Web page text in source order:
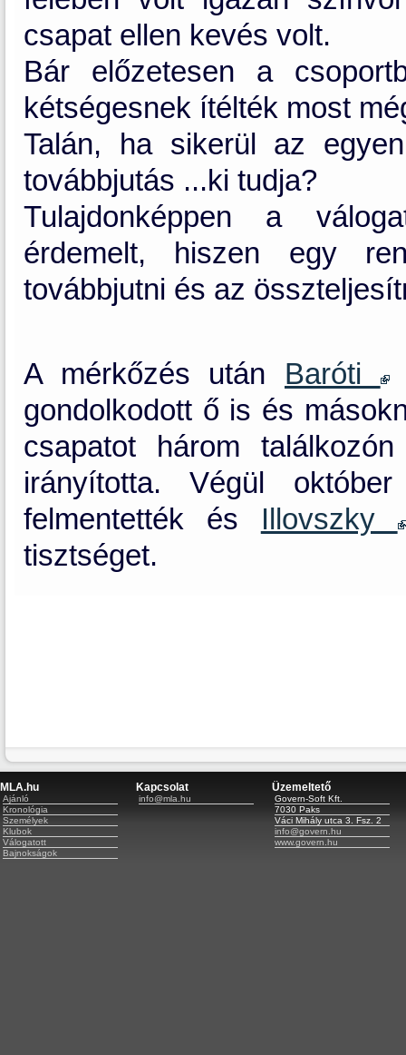
csapat ellen kevés volt.
Bár előzetesen a
kétségesnek ítélték most
Talán, ha sikerül az
továbbjutás ...ki tudja?
Tulajdonképpen a
érdemelt, hiszen egy
továbbjutni és az
A mérkőzés után Baróti
gondolkodott ő is és
csapatot három
irányította. Végül
felmentették és Illovszky
tisztséget.
MLA.hu
Ajánló
Kronológia
Személyek
Klubok
Válogatott
Bajnokságok
Kapcsolat
info@mla.hu
Üzemeltető
Govern-Soft Kft.
7030 Paks
Váci Mihály utca 3. Fsz. 2
info@govern.hu
www.govern.hu